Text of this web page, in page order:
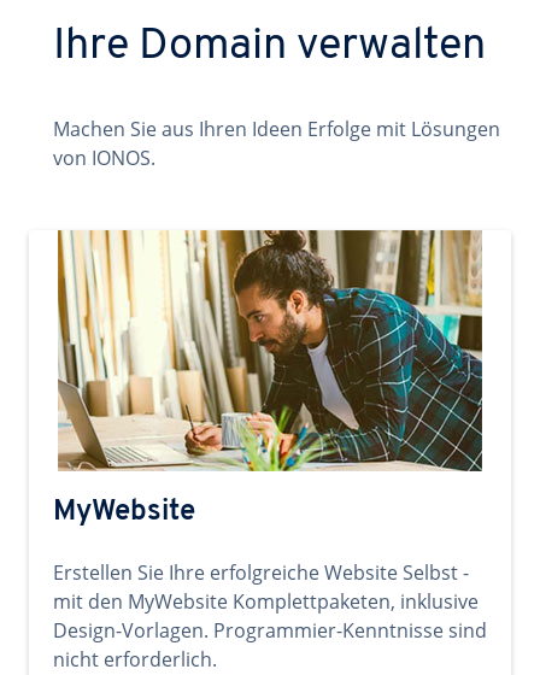
Ihre Domain verwalten
Machen Sie aus Ihren Ideen Erfolge mit Lösungen
von IONOS.
MyWebsite
Erstellen Sie Ihre erfolgreiche Website Selbst -
mit den MyWebsite Komplettpaketen, inklusive
Design-Vorlagen. Programmier-Kenntnisse sind
nicht erforderlich.